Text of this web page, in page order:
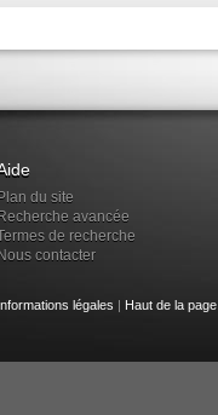
Plan du site
Recherche avancée
de recherche
Nous contacter
Informations légales Haut de la page